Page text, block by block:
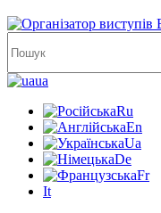
ua
Ru
En
Ua
De
Fr
It